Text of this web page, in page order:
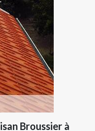
Broussier à